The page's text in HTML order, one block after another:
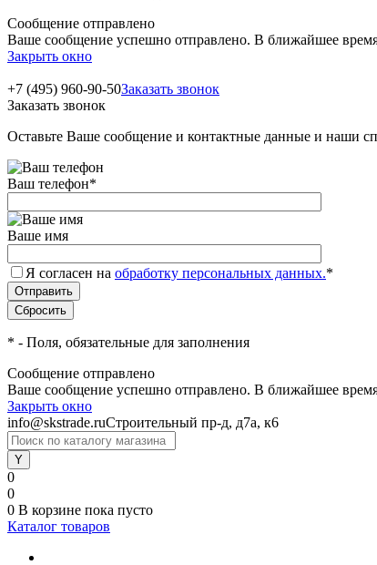
Сообщение отправлено
Ваше сообщение успешно отправлено. В ближайшее
Закрыть окно
+7 (495) 960-90-50Заказать звонок
Заказать звонок
Оставьте Ваше сообщение и контактные данные и наши
Ваш телефон*
Ваше имя
Я согласен на обработку персональных данных.*
* - Поля, обязательные для заполнения
Сообщение отправлено
Ваше сообщение успешно отправлено. В ближайшее
Закрыть окно
info@skstrade.ruСтроительный пр-д, д7а, к6
0
0
0 В корзине пока пусто
Каталог товаров